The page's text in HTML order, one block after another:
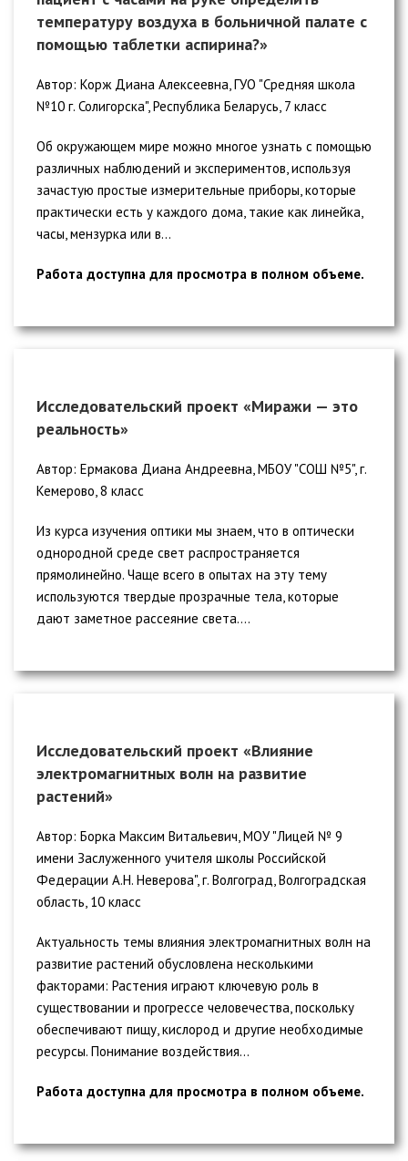
температуру воздуха в больничной палате с
помощью таблетки аспирина?»
Автор: Корж Диана Алексеевна, ГУО "Средняя школа
№10 г. Солигорска", Республика Беларусь, 7 класс
Об окружающем мире можно многое узнать с помощью
различных наблюдений и экспериментов, используя
зачастую простые измерительные приборы, которые
практически есть у каждого дома, такие как линейка,
часы, мензурка или в...
Работа доступна для просмотра в полном объеме.
Исследовательский проект «Миражи — это
реальность»
Автор: Ермакова Диана Андреевна, МБОУ "СОШ №5", г.
Кемерово, 8 класс
Из курса изучения оптики мы знаем, что в оптически
однородной среде свет распространяется
прямолинейно. Чаще всего в опытах на эту тему
используются твердые прозрачные тела, которые
дают заметное рассеяние света....
Исследовательский проект «Влияние
электромагнитных волн на развитие
растений»
Автор: Борка Максим Витальевич, МОУ "Лицей № 9
имени Заслуженного учителя школы Российской
Федерации А.Н. Неверова", г. Волгоград, Волгоградская
область, 10 класс
Актуальность темы влияния электромагнитных волн на
развитие растений обусловлена несколькими
факторами: Растения играют ключевую роль в
существовании и прогрессе человечества, поскольку
обеспечивают пищу, кислород и другие необходимые
ресурсы. Понимание воздействия...
Работа доступна для просмотра в полном объеме.